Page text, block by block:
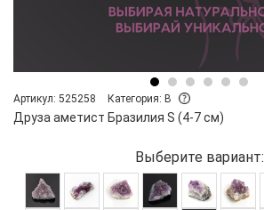
Артикул: 525258 Категория: B
Друза аметист Бразилия S (4-7 см)
Выберите вариант: